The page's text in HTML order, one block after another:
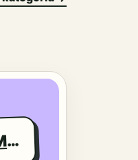
RODEJ A SERVIS KOMPRESORů BOGE